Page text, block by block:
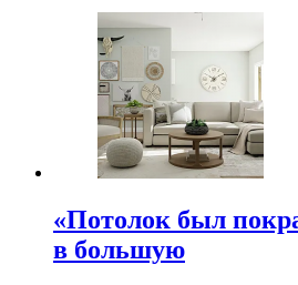
«Потолок был
в большую